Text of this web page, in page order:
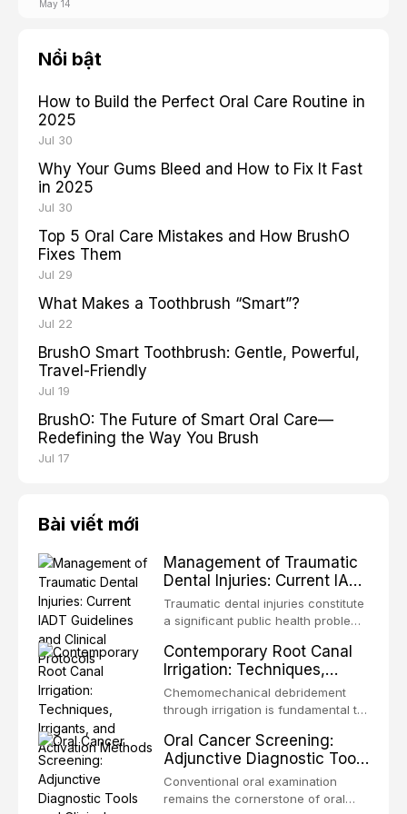
May 14
Nổi bật
How to Build the Perfect Oral Care Routine in
2025
Jul 30
Why Your Gums Bleed and How to Fix It Fast
in 2025
Jul 30
Top 5 Oral Care Mistakes and How BrushO
Fixes Them
Jul 29
What Makes a Toothbrush “Smart”?
Jul 22
BrushO Smart Toothbrush: Gentle, Powerful,
Travel-Friendly
Jul 19
BrushO: The Future of Smart Oral Care—
Redefining the Way You Brush
Jul 17
Bài viết mới
Management of Traumatic
Dental Injuries: Current IADT
Guidelines and Clinical
Protocols
Traumatic dental injuries constitute
a significant public health problem,
adolescents, with approximately
one-third of individuals
experiencing a dental trauma
before adulthood. The International
periodically updates evidence-
based guidelines for the
management of these injuries. This
article synthesizes the current IADT
Contemporary Root Canal
Irrigation: Techniques,
Irrigants, and Activation
Methods
Chemomechanical debridement
through irrigation is fundamental to
microorganisms, dissolving organic
tissue, and removing the smear
layer from the complex root canal
system. This article reviews
Oral Cancer Screening:
Adjunctive Diagnostic Tools
and Clinical Decision-
Making
Conventional oral examination
remains the cornerstone of oral